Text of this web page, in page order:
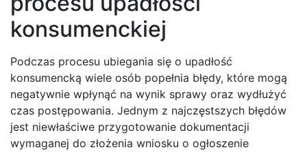
konsumenckiej
Podczas procesu ubiegania się o upadłość
konsumencką wiele osób popełnia błędy, które mogą
negatywnie wpłynąć na wynik sprawy oraz wydłużyć
czas postępowania. Jednym z najczęstszych błędów
jest niewłaściwe przygotowanie dokumentacji
wymaganej do złożenia wniosku o ogłoszenie